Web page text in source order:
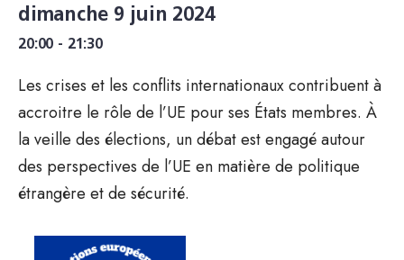
dimanche 9 juin 2024
20:00 - 21:30
Les crises et les conflits internationaux contribuent à
accroitre le rôle de l’UE pour ses États membres. À
la veille des élections, un débat est engagé autour
des perspectives de l’UE en matière de politique
étrangère et de sécurité.